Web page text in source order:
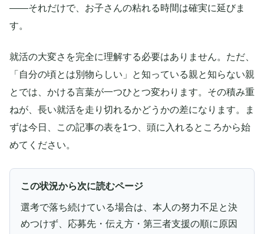
——それだけで、お子さんの粘れる時間は確実に延びま
す。
就活の大変さを完全に理解する必要はありません。ただ、
「自分の頃とは別物らしい」と知っている親と知らない親
とでは、かける言葉が一つひとつ変わります。その積み重
ねが、長い就活を走り切れるかどうかの差になります。ま
ずは今日、この記事の表を1つ、頭に入れるところから始
めてください。
この状況から次に読むページ
選考で落ち続けている場合は、本人の努力不足と決
めつけず、応募先・伝え方・第三者支援の順に原因